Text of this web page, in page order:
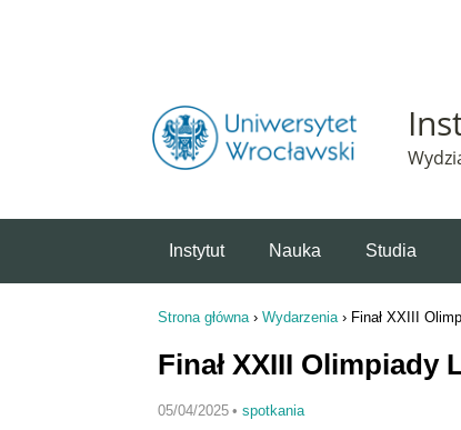
Instytut Nauka Studia
Strona główna› Wydarzenia› Finał XXIII
Finał XXIII
05/04/2025 • spotkania